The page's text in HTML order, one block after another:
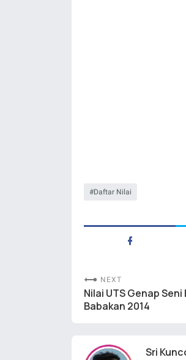
Daftar Nilai
NEXT
Nilai UTS Genap Seni
Babakan 2014
Sri